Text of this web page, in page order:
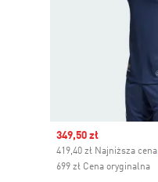
Sale price
349,50 zł
419,40 zł Najniższa cena
699 zł Cena oryginalna